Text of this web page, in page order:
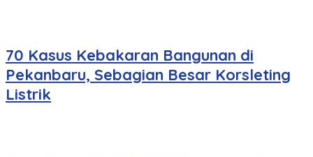
70 Kasus Kebakaran Bangunan di
Pekanbaru, Sebagian Besar Korsleting
Listrik